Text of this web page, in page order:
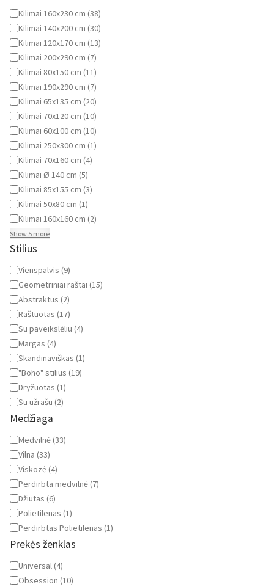
Dydis
Kilimai 160x230 cm (38)
Kilimai 140x200 cm (30)
Kilimai 120x170 cm (13)
Kilimai 200x290 cm (7)
Kilimai 80x150 cm (11)
Kilimai 190x290 cm (7)
Kilimai 65x135 cm (20)
Kilimai 70x120 cm (10)
Kilimai 60x100 cm (10)
Kilimai 250x300 cm (1)
Kilimai 70x160 cm (4)
Kilimai Ø 140 cm (5)
Kilimai 85x155 cm (3)
Kilimai 50x80 cm (1)
Kilimai 160x160 cm (2)
Show 5 more
Stilius
Stilius
Vienspalvis (9)
Geometriniai raštai (15)
Abstraktus (2)
Raštuotas (17)
Su paveikslėliu (4)
Margas (4)
Skandinaviškas (1)
"Boho" stilius (19)
Dryžuotas (1)
Su užrašu (2)
Medžiaga
Medžiaga
Medvilnė (33)
Vilna (33)
Viskozė (4)
Perdirbta medvilnė (7)
Džiutas (6)
Polietilenas (1)
Perdirbtas Polietilenas (1)
Prekės ženklas
Prekės
ženklas
Universal (4)
Obsession (10)